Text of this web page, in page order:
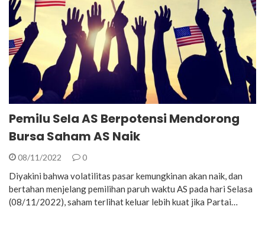
Pemilu Sela AS Berpotensi Mendorong
Bursa Saham AS Naik
08/11/2022 0
Diyakini bahwa volatilitas pasar kemungkinan akan naik, dan
bertahan menjelang pemilihan paruh waktu AS pada hari Selasa
(08/11/2022), saham terlihat keluar lebih kuat jika Partai…